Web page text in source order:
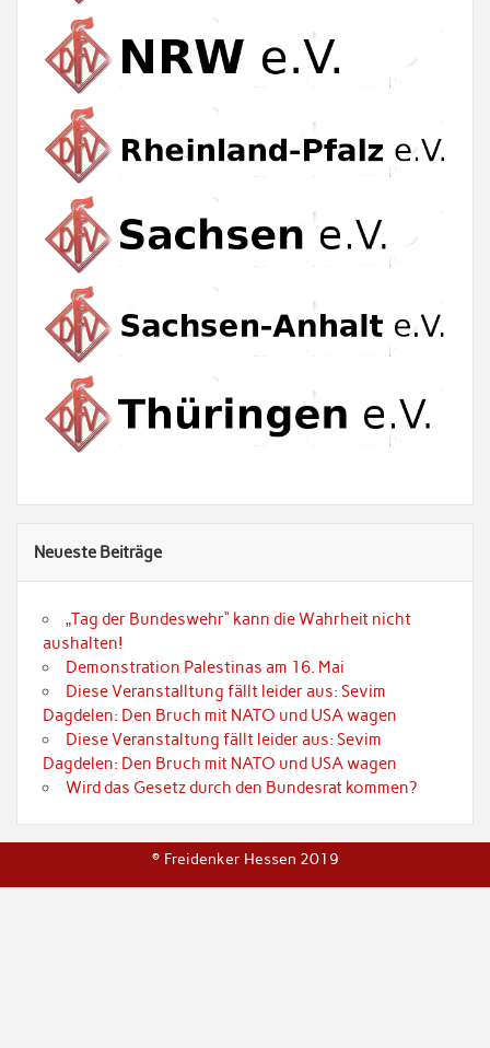
Neueste Beiträge
„Tag der Bundeswehr“ kann die Wahrheit nicht
aushalten!
Demonstration Palestinas am 16. Mai
Diese Veranstalltung fällt leider aus: Sevim
Dagdelen: Den Bruch mit NATO und USA wagen
Diese Veranstaltung fällt leider aus: Sevim
Dagdelen: Den Bruch mit NATO und USA wagen
Wird das Gesetz durch den Bundesrat kommen?
© Freidenker Hessen 2019